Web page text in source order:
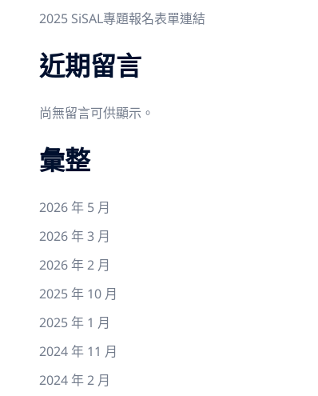
2025 SiSAL專題報名表單連結
近期留言
尚無留言可供顯示。
彙整
2026 年 5 月
2026 年 3 月
2026 年 2 月
2025 年 10 月
2025 年 1 月
2024 年 11 月
2024 年 2 月